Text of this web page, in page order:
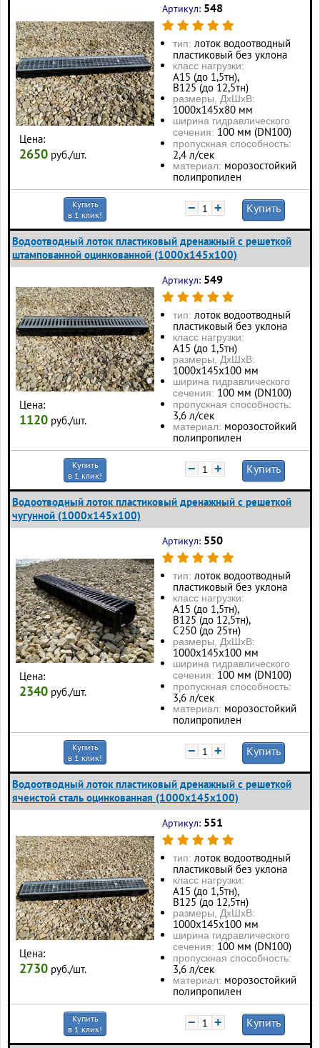
Цена:
2650 руб./шт.
Артикул: 548
тип: лоток водоотводный
пластиковый без уклона
класс нагрузки:
А15 (до 1,5тн),
В125 (до 12,5тн)
размеры, ДхШхВ:
1000х145х80 мм
ширина гидравлического
сечения: 100 мм (DN100)
пропускная способность:
2,4 л/сек
материал: морозостойкий
полипропилен
Купить
в 1 клик!
− + Купить
Водоотводный лоток пластиковый дренажный с решеткой
штампованной оцинкованной (1000x145x100)
Цена:
1120 руб./шт.
Артикул: 549
тип: лоток водоотводный
пластиковый без уклона
класс нагрузки:
А15 (до 1,5тн)
размеры, ДхШхВ:
1000х145х100 мм
ширина гидравлического
сечения: 100 мм (DN100)
пропускная способность:
3,6 л/сек
материал: морозостойкий
полипропилен
Купить
в 1 клик!
− + Купить
Водоотводный лоток пластиковый дренажный с решеткой
чугунной (1000x145x100)
Цена:
2340 руб./шт.
Артикул: 550
тип: лоток водоотводный
пластиковый без уклона
класс нагрузки:
А15 (до 1,5тн),
В125 (до 12,5тн),
С250 (до 25тн)
размеры, ДхШхВ:
1000х145х100 мм
ширина гидравлического
сечения: 100 мм (DN100)
пропускная способность:
3,6 л/сек
материал: морозостойкий
полипропилен
Купить
в 1 клик!
− + Купить
Водоотводный лоток пластиковый дренажный с решеткой
ячеистой сталь оцинкованная (1000x145x100)
Цена:
2730 руб./шт.
Артикул: 551
тип: лоток водоотводный
пластиковый без уклона
класс нагрузки:
А15 (до 1,5тн),
В125 (до 12,5тн)
размеры, ДхШхВ:
1000х145х100 мм
ширина гидравлического
сечения: 100 мм (DN100)
пропускная способность:
3,6 л/сек
материал: морозостойкий
полипропилен
Купить
в 1 клик!
− + Купить